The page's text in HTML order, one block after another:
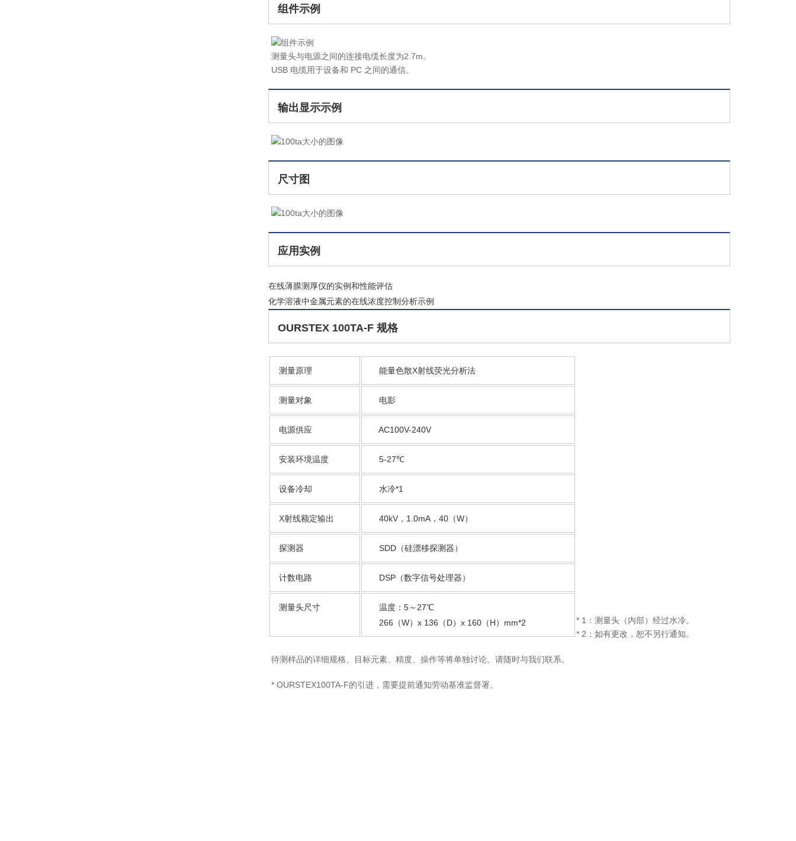
组件示例
测量头与电源之间的连接电缆长度为2.7m。
USB 电缆用于设备和 PC 之间的通信。
输出显示示例
尺寸图
应用实例
在线薄膜测厚仪的实例和性能评估
化学溶液中金属元素的在线浓度控制分析示例
OURSTEX 100TA-F 规格
测量原理 能量色散X射线荧光分析法
测量对象 电影
电源供应 AC100V-240V
安装环境温度 5-27℃
设备冷却 水冷*1
X射线额定输出 40kV，1.0mA，40（W）
探测器 SDD（硅漂移探测器）
计数电路 DSP（数字信号处理器）
测量头尺寸
温度：5～27℃
266（W）x 136（D）x 160（H）mm*2
* 1：测量头（内部）经过水冷。
* 2：如有更改，恕不另行通知。
待测样品的详细规格、目标元素、精度、操作等将单独讨论。 请随时与我们联系。
* OURSTEX100TA-F的引进，需要提前通知劳动基准监督署。